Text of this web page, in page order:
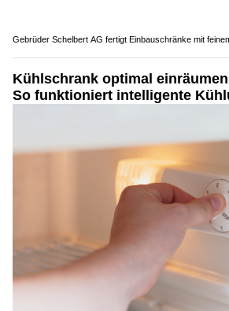
Gebrüder Schelbert AG fertigt Einbauschränke mit
Kühlschrank optimal
So funktioniert intelligente